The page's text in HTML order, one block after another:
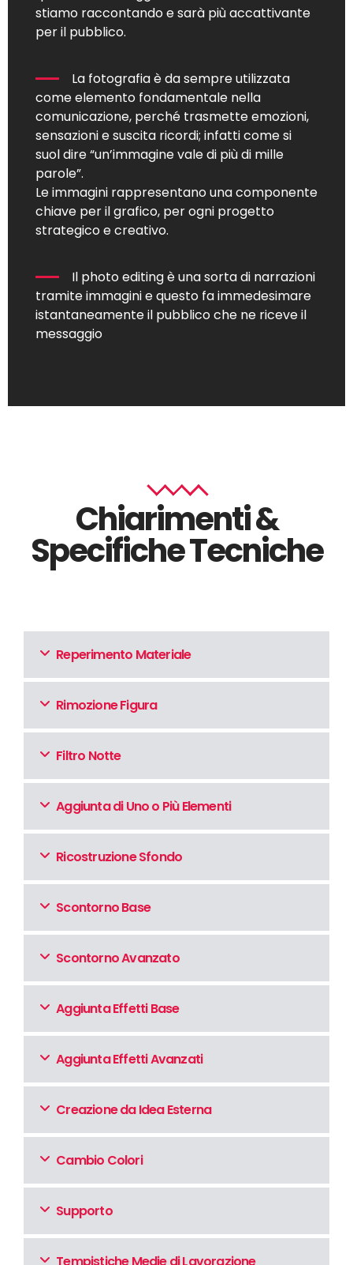
stiamo raccontando e sarà più accattivante
per il pubblico.
La fotografia è da sempre utilizzata
come elemento fondamentale nella
comunicazione, perché trasmette emozioni,
sensazioni e suscita ricordi; infatti come si
suol dire “un’immagine vale di più di mille
parole”.
Le immagini rappresentano una componente
chiave per il grafico, per ogni progetto
strategico e creativo.
Il photo editing è una sorta di narrazioni
tramite immagini e questo fa immedesimare
istantaneamente il pubblico che ne riceve il
messaggio
Chiarimenti &
Specifiche Tecniche
Reperimento Materiale
Rimozione Figura
Filtro Notte
Aggiunta di Uno o Più Elementi
Ricostruzione Sfondo
Scontorno Base
Scontorno Avanzato
Aggiunta Effetti Base
Aggiunta Effetti Avanzati
Creazione da Idea Esterna
Cambio Colori
Supporto